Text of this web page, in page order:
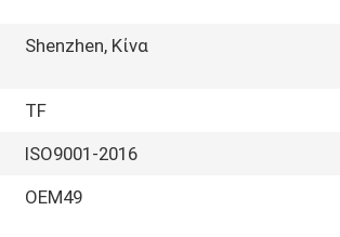
Shenzhen, Κίνα
TF
ISO9001-2016
OEM49